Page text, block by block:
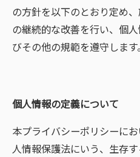
の方針を以下のとおり定め
の継続的な改善を行い、個
びその他の規範を遵守します。
個人情報の定義について
本プライバシーポリシーに
人情報保護法にいう、生存